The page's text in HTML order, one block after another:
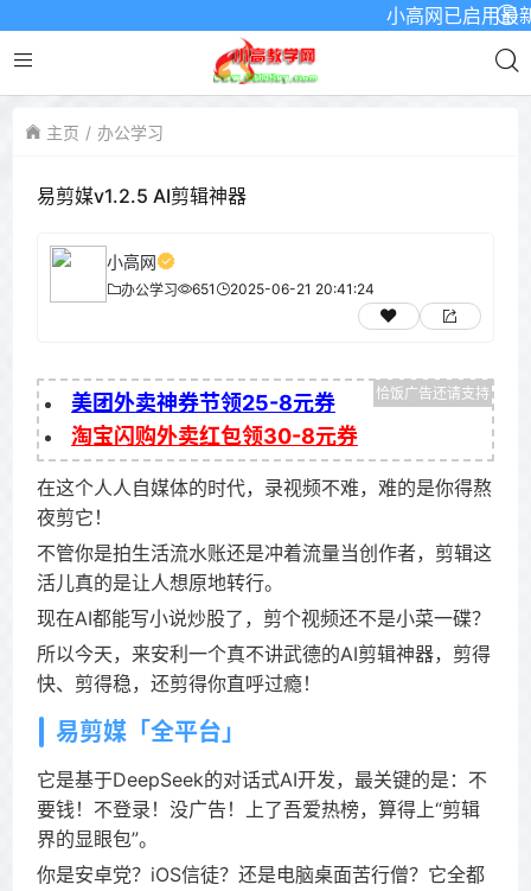
小高网已启用最新域名
主页 办公学习
易剪媒v1.2.5 AI剪辑神器
小高网
办公学习 651 2025-06-21 20:41:24
美团外卖神券节领25-8元券
淘宝闪购外卖红包领30-8元券
在这个人人自媒体的时代，录视频不难，难的是你得熬
夜剪它！
不管你是拍生活流水账还是冲着流量当创作者，剪辑这
活儿真的是让人想原地转行。
现在AI都能写小说炒股了，剪个视频还不是小菜一碟？
所以今天，来安利一个真不讲武德的AI剪辑神器，剪得
快、剪得稳，还剪得你直呼过瘾！
易剪媒「全平台」
它是基于DeepSeek的对话式AI开发，最关键的是：不
要钱！不登录！没广告！上了吾爱热榜，算得上“剪辑
界的显眼包”。
你是安卓党？iOS信徒？还是电脑桌面苦行僧？它全都